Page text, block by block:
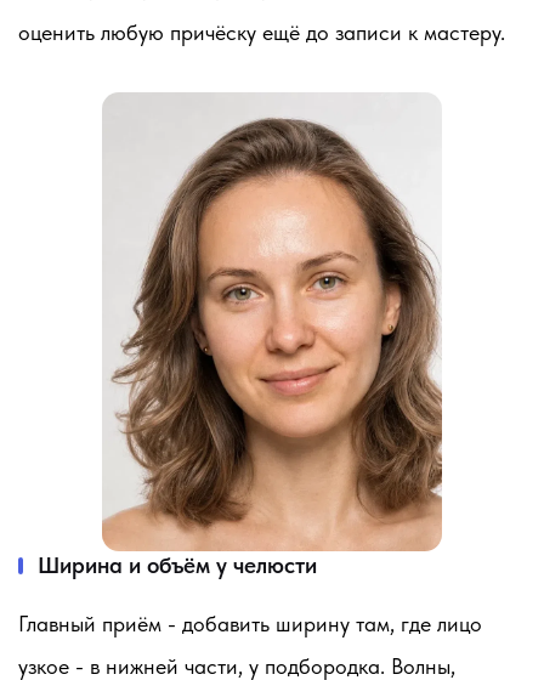
оценить любую причёску ещё до записи к мастеру.
Ширина и объём у челюсти
Главный приём - добавить ширину там, где лицо
узкое - в нижней части, у подбородка. Волны,